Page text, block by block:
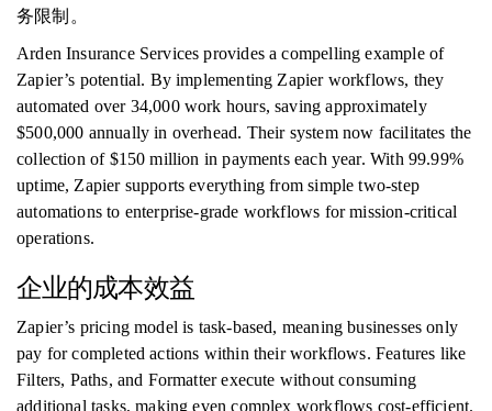
务限制。
Arden Insurance Services provides a compelling example of
Zapier’s potential. By implementing Zapier workflows, they
automated over 34,000 work hours, saving approximately
$500,000 annually in overhead. Their system now facilitates the
collection of $150 million in payments each year. With 99.99%
uptime, Zapier supports everything from simple two-step
automations to enterprise-grade workflows for mission-critical
operations.
企业的成本效益
Zapier’s pricing model is task-based, meaning businesses only
pay for completed actions within their workflows. Features like
Filters, Paths, and Formatter execute without consuming
additional tasks, making even complex workflows cost-efficient.